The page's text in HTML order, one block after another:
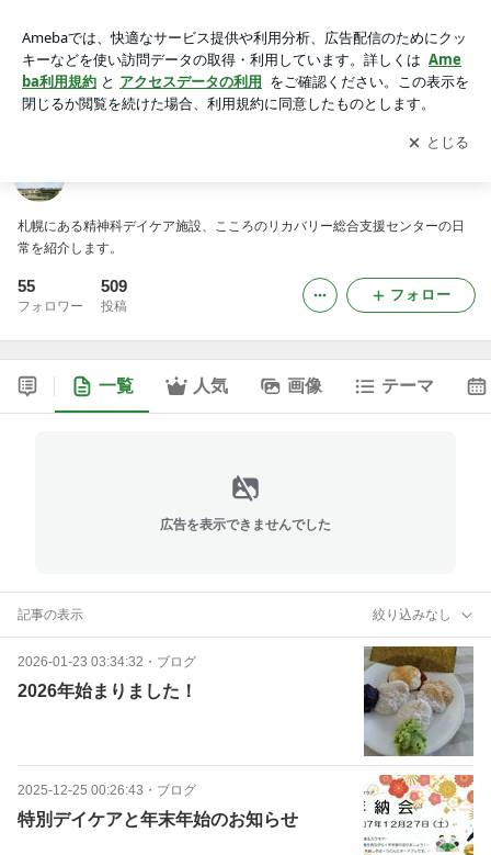
アプリをダウンロードして ブログの更新通知
を受け取りまし
ょう。
開く
札幌にある精神科デイケア施設、こころのリカバリー総合支援センターの日
常を紹介します。
55
フォロワー
509
投稿
フォロー
一覧 人気 画像 テーマ
広告を表示できませんでした
記事の表示 絞り込みなし
2026-01-23 03:34:32 ・ ブログ
2026年始まりました！
2025-12-25 00:26:43 ・ ブログ
特別デイケアと年末年始のお知らせ